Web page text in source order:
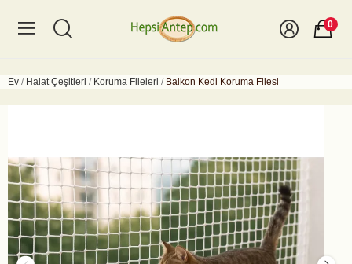
0
Ev Halat Çeşitleri Koruma Fileleri Balkon Kedi Koruma Filesi